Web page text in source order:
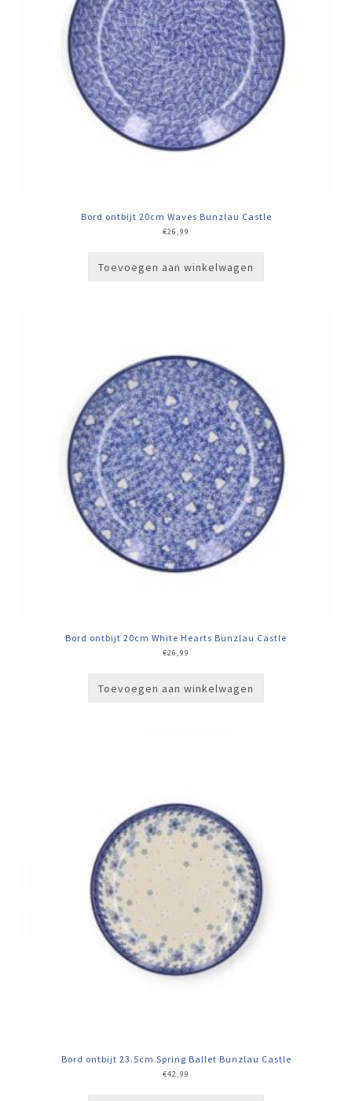
Bord ontbijt 20cm Waves Bunzlau Castle
€26,99
Toevoegen aan winkelwagen
Bord ontbijt 20cm White Hearts Bunzlau Castle
€26,99
Toevoegen aan winkelwagen
Bord ontbijt 23.5cm Spring Ballet Bunzlau Castle
€42,99